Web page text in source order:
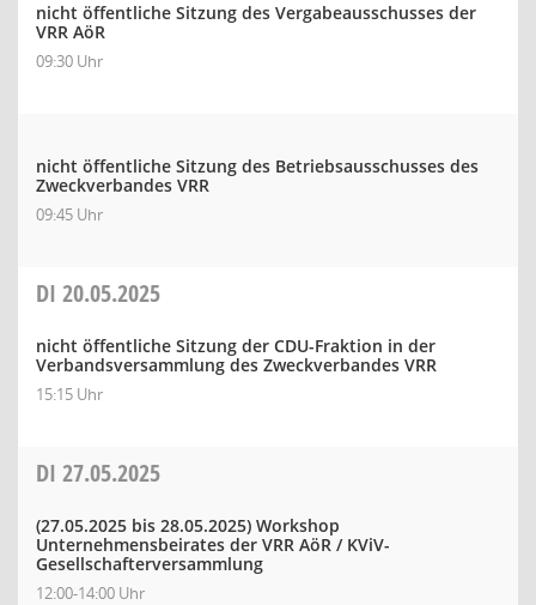
nicht öffentliche Sitzung des Vergabeausschusses der
VRR AöR
09:30 Uhr
nicht öffentliche Sitzung des Betriebsausschusses des
Zweckverbandes VRR
09:45 Uhr
DI 20.05.2025
nicht öffentliche Sitzung der CDU-Fraktion in der
Verbandsversammlung des Zweckverbandes VRR
15:15 Uhr
DI 27.05.2025
(27.05.2025 bis 28.05.2025) Workshop
Unternehmensbeirates der VRR AöR / KViV-
Gesellschafterversammlung
12:00-14:00 Uhr